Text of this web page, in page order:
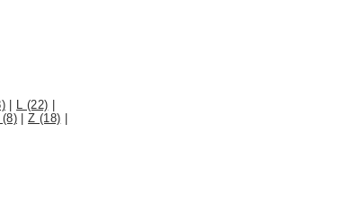
| L (22)
(8)|Z (18)